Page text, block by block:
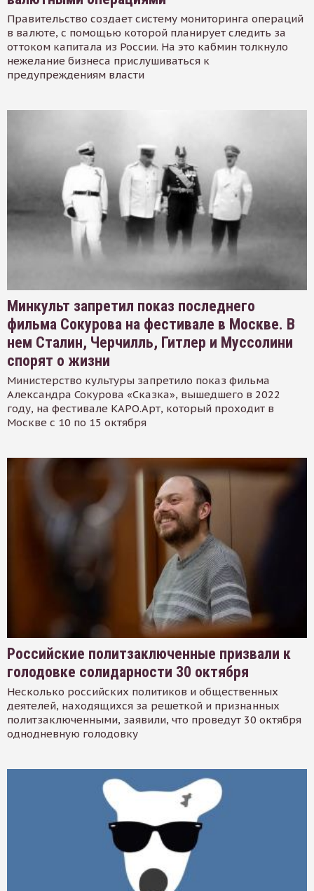
Правительство создает систему мониторинга операций
в валюте, с помощью которой планирует следить за
оттоком капитала из России. На это кабмин толкнуло
нежелание бизнеса прислушиваться к
предупреждениям власти
Минкульт запретил показ последнего
фильма Сокурова на фестивале в Москве. В
нем Сталин, Черчилль, Гитлер и Муссолини
спорят о жизни
Министерство культуры запретило показ фильма
Александра Сокурова «Сказка», вышедшего в 2022
году, на фестивале КАРО.Арт, который проходит в
Москве с 10 по 15 октября
Российские политзаключенные призвали к
голодовке солидарности 30 октября
Несколько российских политиков и общественных
деятелей, находящихся за решеткой и признанных
политзаключенными, заявили, что проведут 30 октября
однодневную голодовку